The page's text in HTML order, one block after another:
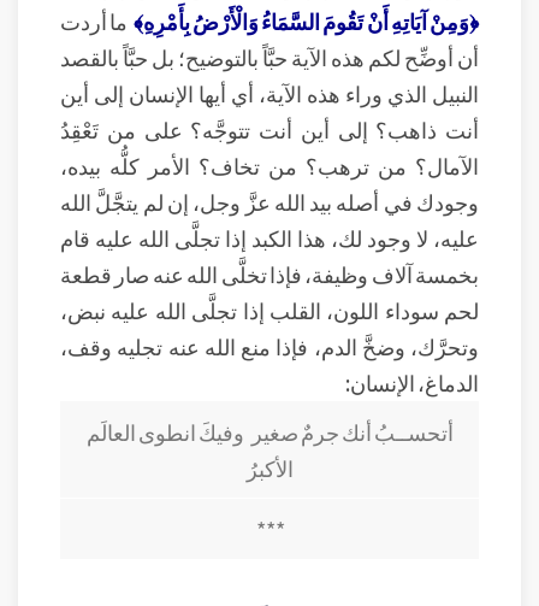
﴿وَمِنْ آيَاتِهِ أَنْ تَقُومَ السَّمَاءُ وَالْأَرْضُ بِأَمْرِهِ﴾ ما أردت
أن أوضِّح لكم هذه الآية حبَّاً بالتوضيح؛ بل حبَّاً بالقصد
النبيل الذي وراء هذه الآية، أي أيها الإنسان إلى أين
أنت ذاهب؟ إلى أين أنت تتوجَّه؟ على من تَعْقِدُ
الآمال؟ من ترهب؟ من تخاف؟ الأمر كلُّه بيده،
وجودك في أصله بيد الله عزَّ وجل، إن لم يتجَّلَّ الله
عليه، لا وجود لك، هذا الكبد إذا تجلَّى الله عليه قام
بخمسة آلاف وظيفة، فإذا تخلَّى الله عنه صار قطعة
لحم سوداء اللون، القلب إذا تجلَّى الله عليه نبض،
وتحرَّك، وضخَّ الدم، فإذا منع الله عنه تجليه وقف،
الدماغ، الإنسان:
أتحســبُ أنك جرمٌ صغير وفيكَ انطوى العالَم
الأكبرُ
***